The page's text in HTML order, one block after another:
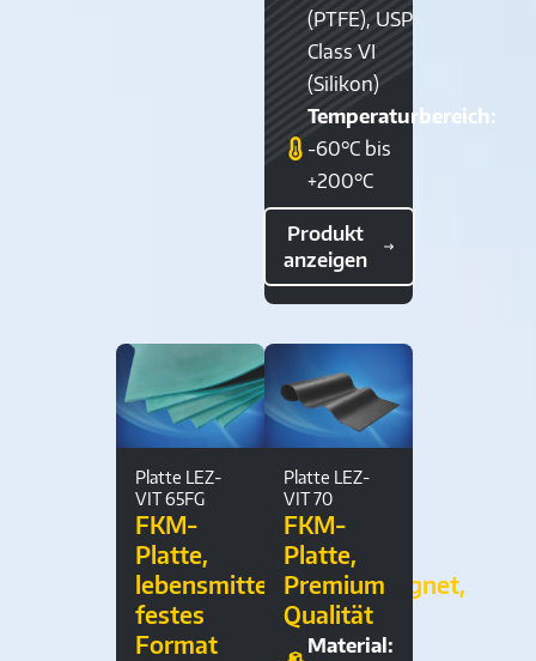
(PTFE), USP
Class VI
(Silikon)
Temperaturbereich:
-60°C bis
+200°C
Produkt
anzeigen
Platte LEZ-
VIT 65FG
FKM-
Platte,
lebensmittelkontaktgeeignet,
festes
Format
Platte LEZ-
VIT 70
FKM-
Platte,
Premium
Qualität
Material: